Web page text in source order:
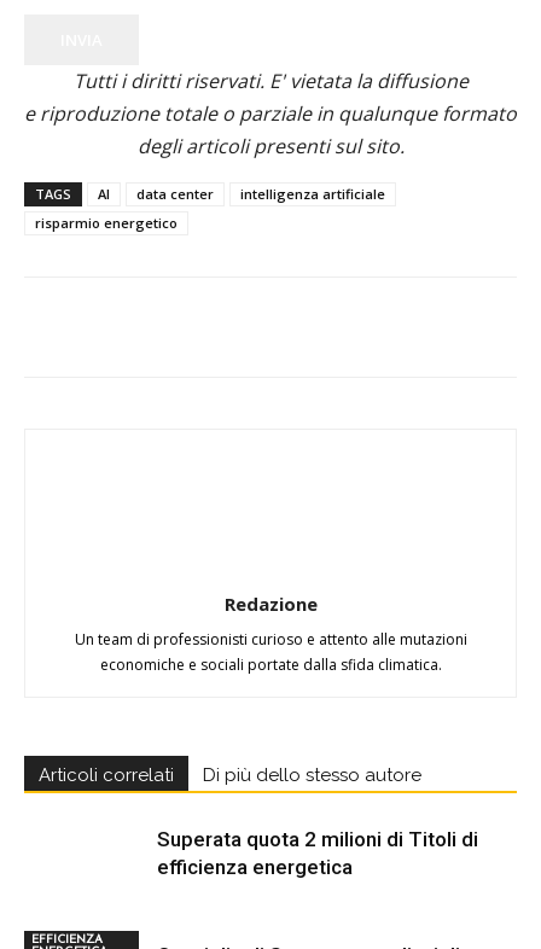
Tutti i diritti riservati. E' vietata la diffusione
e riproduzione totale o parziale in qualunque formato
degli articoli presenti sul sito.
TAGS AI data center
intelligenza artificiale
risparmio energetico
Redazione
Un team di professionisti curioso e attento alle mutazioni
economiche e sociali portate dalla sfida climatica.
Articoli correlati Di più dello stesso autore
EFFICIENZA
Superata quota 2 milioni di Titoli di
efficienza energetica